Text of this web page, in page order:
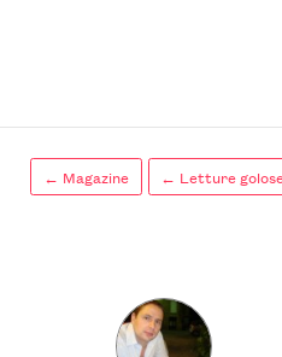
← Magazine ← Letture